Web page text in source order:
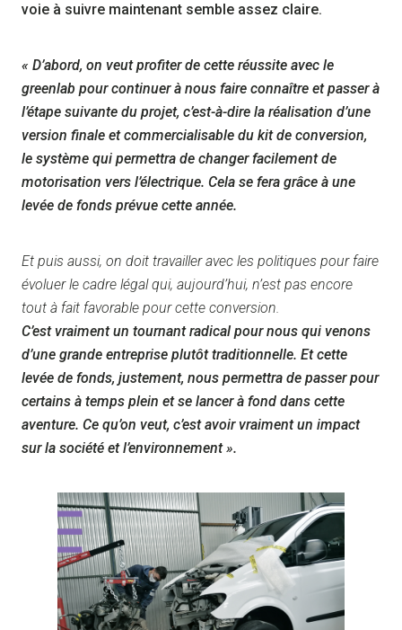
voie à suivre maintenant semble assez claire.
« D’abord, on veut profiter de cette réussite avec le
greenlab pour continuer à nous faire connaître et passer à
l’étape suivante du projet, c’est-à-dire la réalisation d’une
version finale et commercialisable du kit de conversion,
le système qui permettra de changer facilement de
motorisation vers l’électrique. Cela se fera grâce à une
levée de fonds prévue cette année.
Et puis aussi, on doit travailler avec les politiques pour faire
évoluer le cadre légal qui, aujourd’hui, n’est pas encore
tout à fait favorable pour cette conversion.
C’est vraiment un tournant radical pour nous qui venons
d’une grande entreprise plutôt traditionnelle. Et cette
levée de fonds, justement, nous permettra de passer pour
certains à temps plein et se lancer à fond dans cette
aventure. Ce qu’on veut, c’est avoir vraiment un impact
sur la société et l’environnement ».